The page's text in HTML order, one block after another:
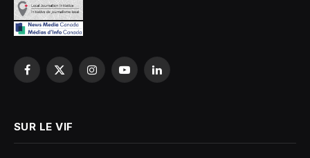
Facebook
X
InstagramYouTubeLinkedIn
SUR LE VIF